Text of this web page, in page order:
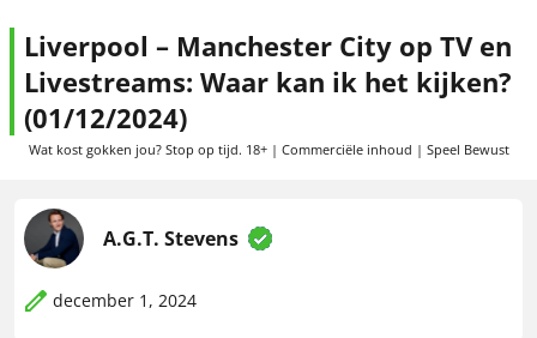
Liverpool – Manchester City op TV en
Livestreams: Waar kan ik het kijken?
(01/12/2024)
Wat kost gokken jou? Stop op tijd. 18+ | Commerciële inhoud | Speel Bewust
A.G.T. Stevens
december 1, 2024